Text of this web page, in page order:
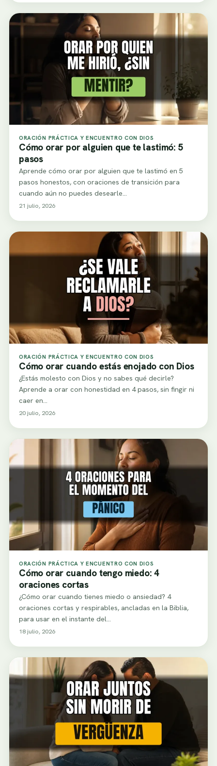
ORACIÓN PRÁCTICA Y ENCUENTRO CON DIOS
Cómo orar por alguien que te lastimó: 5
pasos
Aprende cómo orar por alguien que te lastimó en 5
pasos honestos, con oraciones de transición para
cuando aún no puedes desearle…
21 julio, 2026
ORACIÓN PRÁCTICA Y ENCUENTRO CON DIOS
Cómo orar cuando estás enojado con Dios
¿Estás molesto con Dios y no sabes qué decirle?
Aprende a orar con honestidad en 4 pasos, sin fingir ni
caer en…
20 julio, 2026
ORACIÓN PRÁCTICA Y ENCUENTRO CON DIOS
Cómo orar cuando tengo miedo: 4
oraciones cortas
¿Cómo orar cuando tienes miedo o ansiedad? 4
oraciones cortas y respirables, ancladas en la Biblia,
para usar en el instante del…
18 julio, 2026